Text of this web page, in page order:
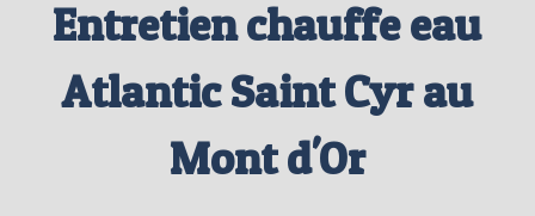
Entretien chauffe eau
Atlantic Saint Cyr au
Mont d'Or